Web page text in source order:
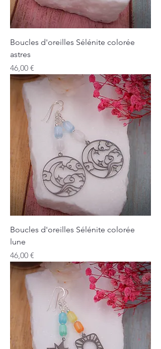
Boucles d'oreilles Sélénite colorée
astres
Prix
46,00 €
Boucles d'oreilles Sélénite colorée
lune
Prix
46,00 €